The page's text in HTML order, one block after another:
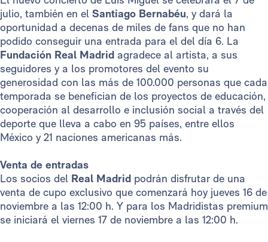
julio, también en el Santiago Bernabéu, y dará la
oportunidad a decenas de miles de fans que no han
podido conseguir una entrada para el del día 6. La
Fundación Real Madrid agradece al artista, a sus
seguidores y a los promotores del evento su
generosidad con las más de 100.000 personas que cada
temporada se benefician de los proyectos de educación,
cooperación al desarrollo e inclusión social a través del
deporte que lleva a cabo en 95 países, entre ellos
México y 21 naciones americanas más.
Venta de entradas
Los socios del Real Madrid podrán disfrutar de una
venta de cupo exclusivo que comenzará hoy jueves 16 de
noviembre a las 12:00 h. Y para los Madridistas premium
se iniciará el viernes 17 de noviembre a las 12:00 h.